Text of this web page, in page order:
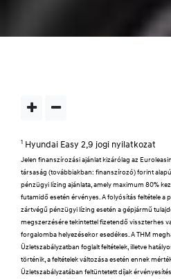
1 Hyundai Easy 2,9 jogi nyilatkozat
Jelen finanszírozási ajánlat kizárólag az
társaság (továbbiakban: finanszírozó) forint
pénzügyi lízing ajánlata, amely maximum 80%
futamidő esetén érvényes. A folyósítás feltétele a
zártvégű pénzügyi lízing esetén a gépjármű
megszerzésére tekintettel fizetendő visszterhes
forgalomba helyezésekor esedékes. A THM
Üzletszabályzatban foglalt feltételek, illetve
történik, a feltételek változása esetén ennek
Üzletszabályzatában feltüntetett díjak